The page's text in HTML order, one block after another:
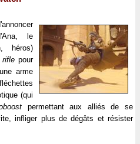
le
héros)
riflepour
arme
(qui
permettant aux alliés de se
infliger plus de dégâts et résister